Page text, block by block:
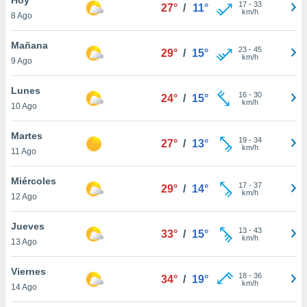
en
más
nuestra
de
cookies
aceptar
8 Ago
27° / 11° 17- 33
km/h
Mañana
9 Ago
29° / 15° 23- 45
km/h
Lunes
10 Ago
24° / 15° 16- 30
km/h
Martes
11 Ago
27° / 13° 19- 34
km/h
Miércoles
12 Ago
29° / 14° 17- 37
km/h
Jueves
13 Ago
33° / 15° 13- 43
km/h
Viernes
14 Ago
34° / 19° 18- 36
km/h